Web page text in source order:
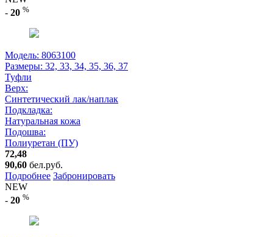
- 20 %
Модель: 8063100
Размеры: 32, 33, 34, 35, 36, 37
Туфли
Верх:
Синтетический лак/наплак
Подкладка:
Натуральная кожа
Подошва:
Полиуретан (ПУ)
72,48
90,60 бел.руб.
Подробнее Забронировать
NEW
- 20 %